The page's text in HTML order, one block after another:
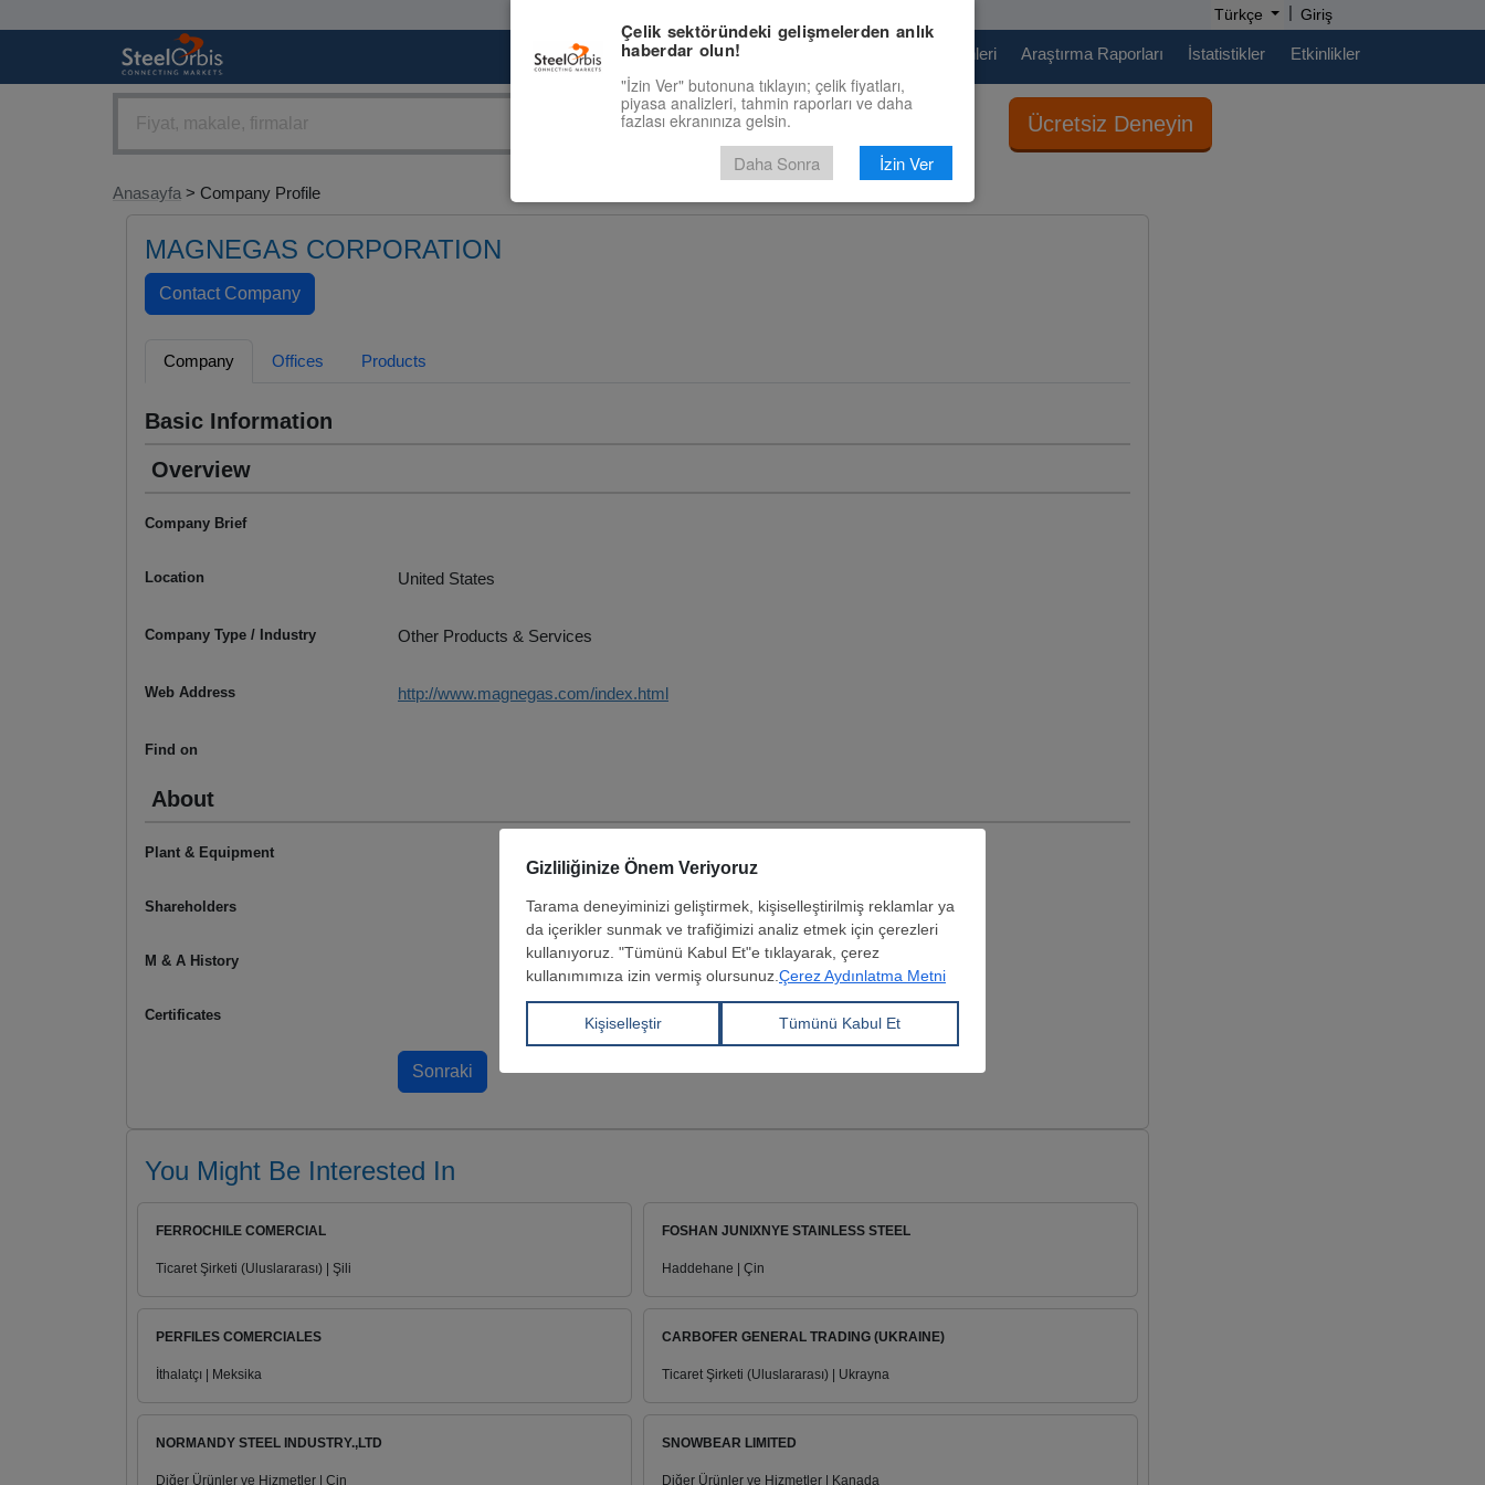
Türkçe | Giriş
Pazaryeri Fiyat Tahminleri Araştırma Raporları İstatistikler Etkinlikler
Ücretsiz Deneyin
Anasayfa > Company Profile
MAGNEGAS CORPORATION
Company Offices Products
Basic Information
Overview
Company Brief
Location United States
Company Type / Industry Other Products & Services
Web Address http://www.magnegas.com/index.html
Find on
About
Plant & Equipment
Shareholders
M & A History
Certificates
You Might Be Interested In
FERROCHILE COMERCIAL
Ticaret Şirketi (Uluslararası) | Şili
FOSHAN JUNIXNYE STAINLESS STEEL
Haddehane | Çin
PERFILES COMERCIALES
İthalatçı | Meksika
CARBOFER GENERAL TRADING (UKRAINE)
Ticaret Şirketi (Uluslararası) | Ukrayna
NORMANDY STEEL INDUSTRY.,LTD
Diğer Ürünler ve Hizmetler | Çin
SNOWBEAR LIMITED
Diğer Ürünler ve Hizmetler | Kanada
Çelik sektöründeki gelişmelerden anlık
haberdar olun!
"İzin Ver" butonuna tıklayın; çelik fiyatları,
piyasa analizleri, tahmin raporları ve daha
fazlası ekranınıza gelsin.
Daha Sonra İzin Ver